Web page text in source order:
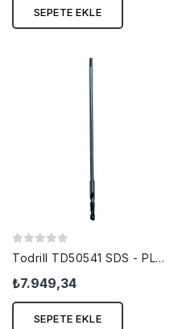
SEPETE EKLE
Todrill TD50541 SDS - PLUS KALIPÇI...
₺7.949,34
SEPETE EKLE